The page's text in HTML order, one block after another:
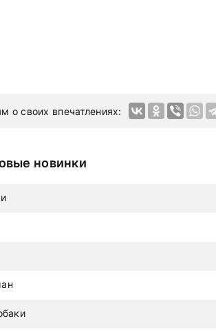
о своих впечатлениях:
новинки